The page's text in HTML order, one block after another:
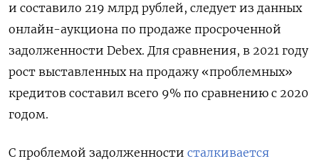
и составило 219 млрд рублей, следует из данных
онлайн-аукциона по продаже просроченной
задолженности Debex. Для сравнения, в 2021 году
рост выставленных на продажу «проблемных»
кредитов составил всего 9% по сравнению с 2020
годом.
С проблемой задолженности сталкивается